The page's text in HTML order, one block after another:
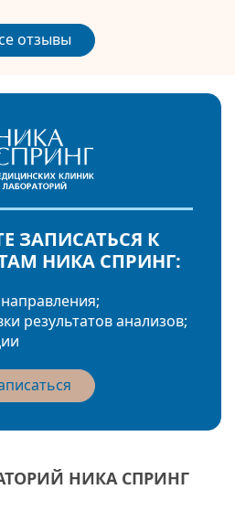
отзывы
ЗАПИСАТЬСЯ К
НИКА СПРИНГ:
результатов анализов;
НИКА СПРИНГ